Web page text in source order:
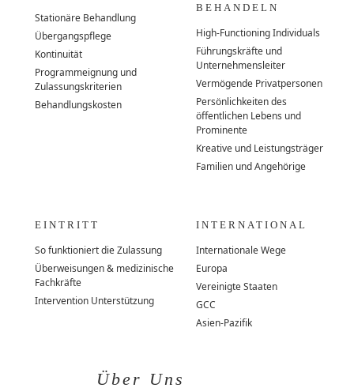
Stationäre Behandlung
Übergangspflege
Kontinuität
Programmeignung und
Zulassungskriterien
Behandlungskosten
BEHANDELN
High-Functioning Individuals
Führungskräfte und
Unternehmensleiter
Vermögende Privatpersonen
Persönlichkeiten des
öffentlichen Lebens und
Prominente
Kreative und Leistungsträger
Familien und Angehörige
EINTRITT
So funktioniert die Zulassung
Überweisungen & medizinische
Fachkräfte
Intervention Unterstützung
INTERNATIONAL
Internationale Wege
Europa
Vereinigte Staaten
GCC
Asien-Pazifik
Über Uns